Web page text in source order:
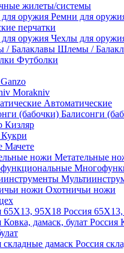
жилеты/системы
Ремни для
перчатки
Чехлы для
Шлемы /
Футболки
Ganzo
Morakniv
Автоматические
Балисонги
Кизляр
Кукри
Мачете
Метательные
Охотничьи ножи
Россия
Россия
Россия